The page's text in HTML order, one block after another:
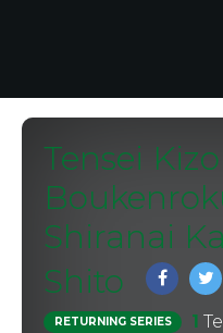
Tensei
Shiranai
Shito
RETURNING SERIES 1